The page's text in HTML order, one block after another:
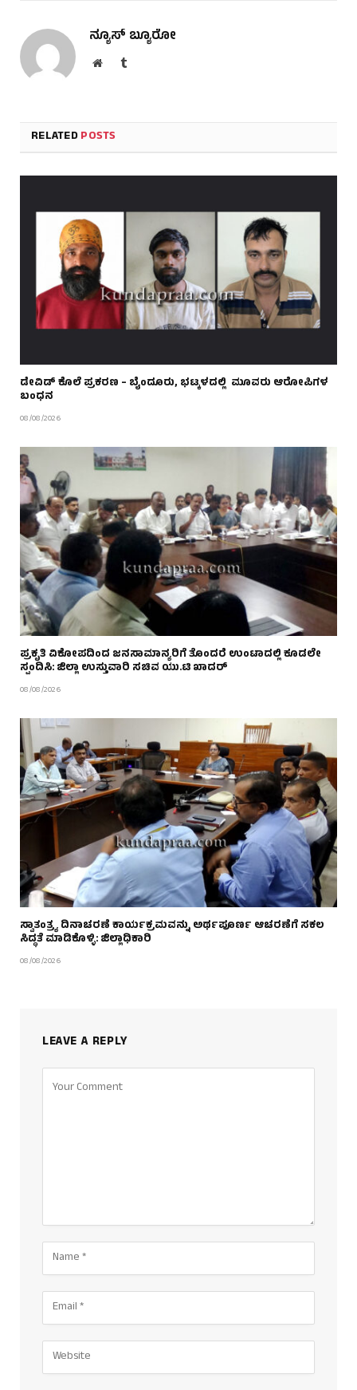
ನ್ಯೂಸ್ ಬ್ಯೂರೋ
WebsiteTumblr
RELATEDPOSTS
ಡೇವಿಡ್ ಕೊಲೆ ಪ್ರಕರಣ – ಬೈಂದೂರು, ಭಟ್ಕಳದಲ್ಲಿ ಮೂವರು ಆರೋಪಿಗಳ
ಬಂಧನ
08/08/2026
ಪ್ರಕೃತಿ ವಿಕೋಪದಿಂದ ಜನಸಾಮಾನ್ಯರಿಗೆ ತೊಂದರೆ ಉಂಟಾದಲ್ಲಿ ಕೂಡಲೇ
ಸ್ಪಂದಿಸಿ: ಜಿಲ್ಲಾ ಉಸ್ತುವಾರಿ ಸಚಿವ ಯು.ಟಿ ಖಾದರ್
08/08/2026
ಸ್ವಾತಂತ್ರ್ಯ ದಿನಾಚರಣೆ ಕಾರ್ಯಕ್ರಮವನ್ನು ಅರ್ಥಪೂರ್ಣ ಆಚರಣೆಗೆ ಸಕಲ
ಸಿದ್ಧತೆ ಮಾಡಿಕೊಳ್ಳಿ: ಜಿಲ್ಲಾಧಿಕಾರಿ
08/08/2026
LEAVE A REPLY